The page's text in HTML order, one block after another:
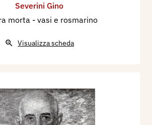
Severini Gino
morta - vasi e rosmarino
Visualizza scheda